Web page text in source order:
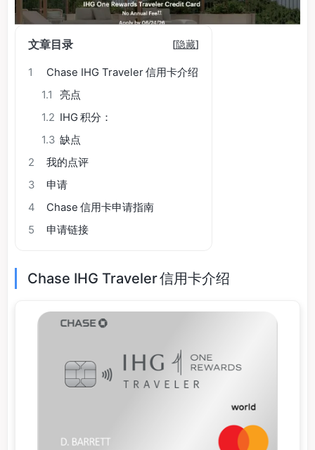
文章目录 [隐藏]
1
Chase IHG Traveler 信用卡介绍
1.1
亮点
1.2 IHG 积分：
1.3 缺点
2
我的点评
3
申请
4
Chase 信用卡申请指南
5
申请链接
Chase IHG Traveler 信用卡介绍